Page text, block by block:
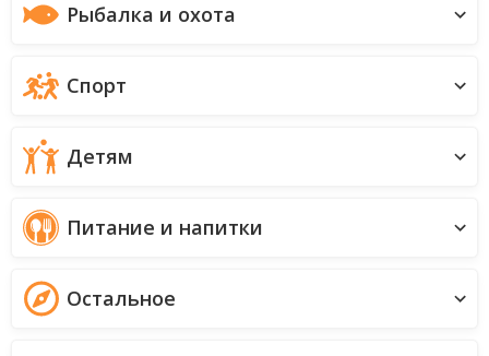
Рыбалка и охота
Спорт
Детям
Питание и напитки
Остальное